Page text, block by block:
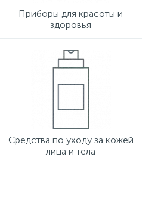
Приборы для красоты и
здоровья
Средства по уходу за кожей
лица и тела